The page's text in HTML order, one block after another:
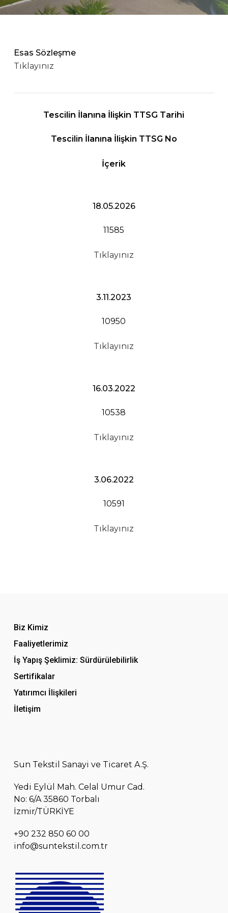
Esas Sözleşme
Tıklayınız
Tescilin İlanına İlişkin TTSG Tarihi
Tescilin İlanına İlişkin TTSG No
İçerik
18.05.2026
11585
Tıklayınız
3.11.2023
10950
Tıklayınız
16.03.2022
10538
Tıklayınız
3.06.2022
10591
Tıklayınız
Biz Kimiz
Faaliyetlerimiz
İş Yapış Şeklimiz: Sürdürülebilirlik
Sertifikalar
Yatırımcı İlişkileri
İletişim
Sun Tekstil Sanayi ve Ticaret A.Ş.
Yedi Eylül Mah. Celal Umur Cad.
No: 6/A 35860 Torbalı
İzmir/TÜRKİYE
+90 232 850 60 00
info@suntekstil.com.tr